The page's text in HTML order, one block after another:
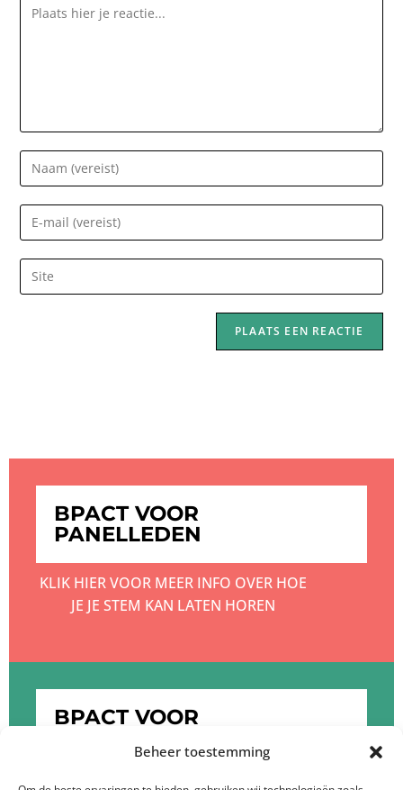
Beheer toestemming
BPACT VOOR
PANELLEDEN
KLIK HIER VOOR MEER INFO OVER HOE
JE JE STEM KAN LATEN HOREN
BPACT VOOR